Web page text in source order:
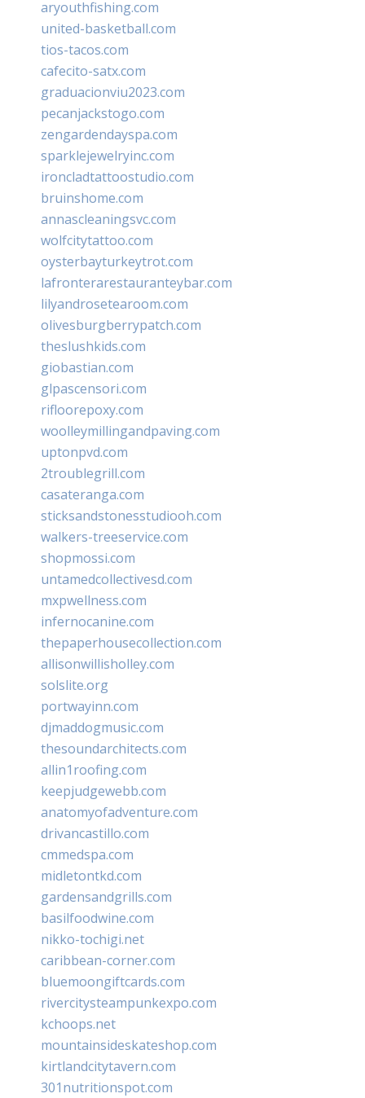
aryouthfishing.com
united-basketball.com
tios-tacos.com
cafecito-satx.com
graduacionviu2023.com
pecanjackstogo.com
zengardendayspa.com
sparklejewelryinc.com
ironcladtattoostudio.com
bruinshome.com
annascleaningsvc.com
wolfcitytattoo.com
oysterbayturkeytrot.com
lafronterarestauranteybar.com
lilyandrosetearoom.com
olivesburgberrypatch.com
theslushkids.com
giobastian.com
glpascensori.com
rifloorepoxy.com
woolleymillingandpaving.com
uptonpvd.com
2troublegrill.com
casateranga.com
sticksandstonesstudiooh.com
walkers-treeservice.com
shopmossi.com
untamedcollectivesd.com
mxpwellness.com
infernocanine.com
thepaperhousecollection.com
allisonwillisholley.com
solslite.org
portwayinn.com
djmaddogmusic.com
thesoundarchitects.com
allin1roofing.com
keepjudgewebb.com
anatomyofadventure.com
drivancastillo.com
cmmedspa.com
midletontkd.com
gardensandgrills.com
basilfoodwine.com
nikko-tochigi.net
caribbean-corner.com
bluemoongiftcards.com
rivercitysteampunkexpo.com
kchoops.net
mountainsideskateshop.com
kirtlandcitytavern.com
301nutritionspot.com